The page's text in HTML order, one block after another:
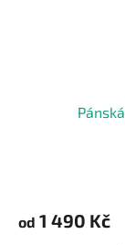
od 1 490 Kč